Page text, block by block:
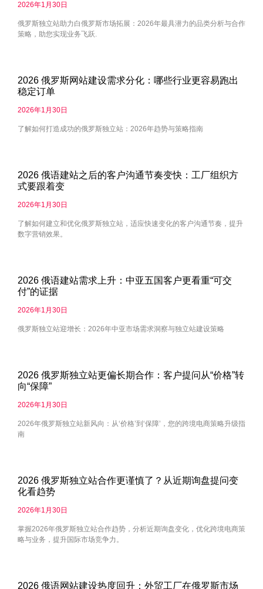
2026年1月30日
俄罗斯独立站助力白俄罗斯市场拓展：2026年最具潜力的品类分析与合作
策略，助您实现业务飞跃.
2026 俄罗斯网站建设需求分化：哪些行业更容易跑出
稳定订单
2026年1月30日
了解如何打造成功的俄罗斯独立站：2026年趋势与策略指南
2026 俄语建站之后的客户沟通节奏变快：工厂组织方
式要跟着变
2026年1月30日
了解如何建立和优化俄罗斯独立站，适应快速变化的客户沟通节奏，提升
数字营销效果。
2026 俄语建站需求上升：中亚五国客户更看重“可交
付”的证据
2026年1月30日
俄罗斯独立站迎增长：2026年中亚市场需求洞察与独立站建设策略
2026 俄罗斯独立站更偏长期合作：客户提问从“价格”转
向“保障”
2026年1月30日
2026年俄罗斯独立站新风向：从‘价格’到‘保障’，您的跨境电商策略升级指
南
2026 俄罗斯独立站合作更谨慎了？从近期询盘提问变
化看趋势
2026年1月30日
掌握2026年俄罗斯独立站合作趋势，分析近期询盘变化，优化跨境电商策
略与业务，提升国际市场竞争力。
2026 俄语网站建设热度回升：外贸工厂在俄罗斯市场